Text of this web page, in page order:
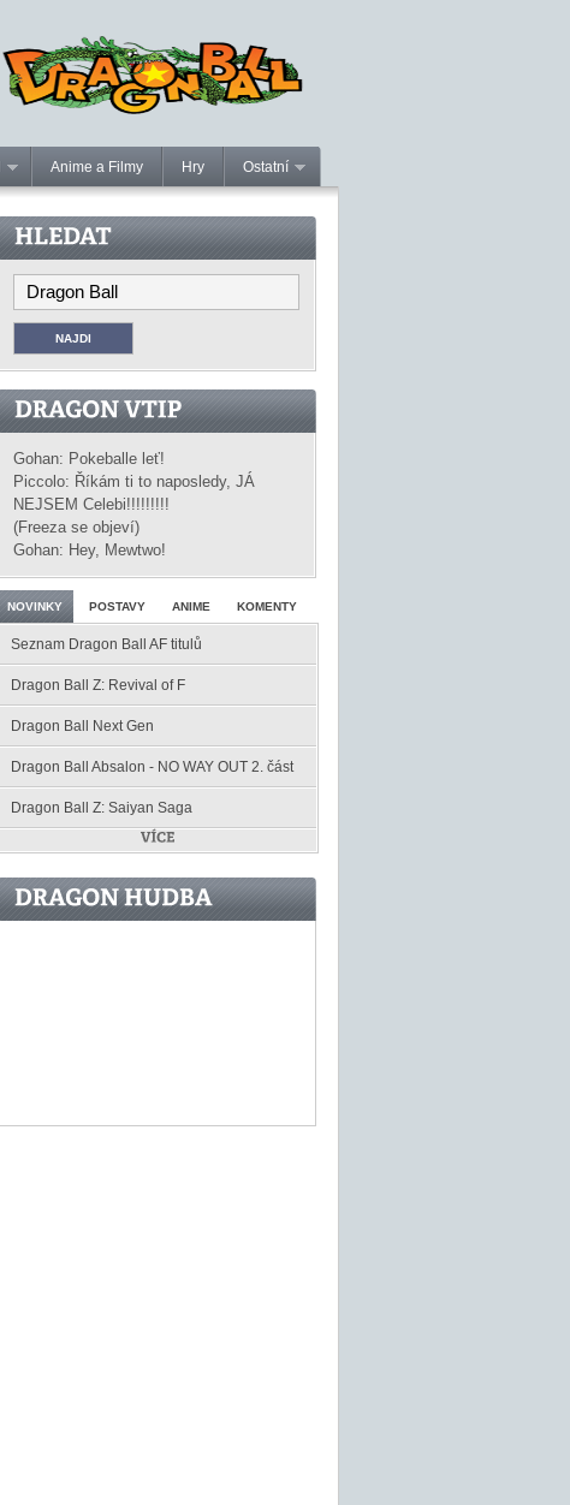
Anime a Filmy Hry Ostatní
Gohan: Pokeballe leť!
Piccolo: Říkám ti to naposledy, JÁ
NEJSEM Celebi!!!!!!!!!
(Freeza se objeví)
Gohan: Hey, Mewtwo!
NOVINKY POSTAVY ANIME KOMENTY
Seznam Dragon Ball AF titulů
Dragon Ball Z: Revival of F
Dragon Ball Next Gen
Dragon Ball Absalon - NO WAY OUT 2. část
Dragon Ball Z: Saiyan Saga